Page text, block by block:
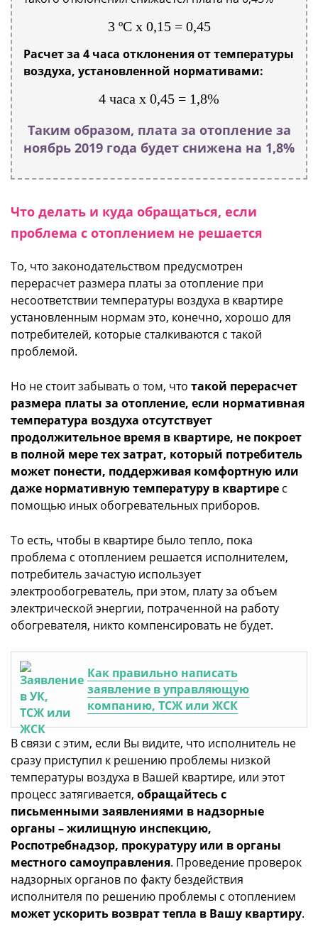
3 ºС х 0,15 = 0,45
Расчет за 4 часа отклонения от температуры
воздуха, установленной нормативами:
4 часа х 0,45 = 1,8%
Таким образом, плата за отопление за
ноябрь 2019 года будет снижена на 1,8%
Что делать и куда обращаться, если
проблема с отоплением не решается
То, что законодательством предусмотрен
перерасчет размера платы за отопление при
несоответствии температуры воздуха в квартире
установленным нормам это, конечно, хорошо для
потребителей, которые сталкиваются с такой
проблемой.
Но не стоит забывать о том, что такой перерасчет
размера платы за отопление, если нормативная
температура воздуха отсутствует
продолжительное время в квартире, не покроет
в полной мере тех затрат, который потребитель
может понести, поддерживая комфортную или
даже нормативную температуру в квартире с
помощью иных обогревательных приборов.
То есть, чтобы в квартире было тепло, пока
проблема с отоплением решается исполнителем,
потребитель зачастую использует
электрообогреватель, при этом, плату за объем
электрической энергии, потраченной на работу
обогревателя, никто компенсировать не будет.
Как правильно написать
заявление в управляющую
компанию, ТСЖ или ЖСК
В связи с этим, если Вы видите, что исполнитель не
сразу приступил к решению проблемы низкой
температуры воздуха в Вашей квартире, или этот
процесс затягивается, обращайтесь с
письменными заявлениями в надзорные
органы – жилищную инспекцию,
Роспотребнадзор, прокуратуру или в органы
местного самоуправления. Проведение проверок
надзорных органов по факту бездействия
исполнителя по решению проблемы с отоплением
может ускорить возврат тепла в Вашу квартиру.